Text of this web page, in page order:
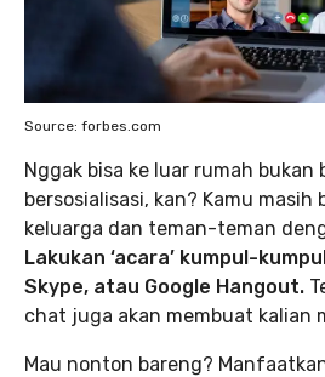
Source: forbes.com
Nggak bisa ke luar rumah bukan
bersosialisasi, kan? Kamu
keluarga dan teman-teman
Lakukan ‘acara’ kumpul-
Skype, atau Google Hangout.
chat juga akan membuat kalian
Mau nonton bareng?